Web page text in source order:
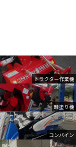
トラクター作業機
畦塗り機
コンバイン